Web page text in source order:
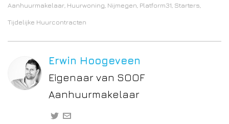
Aanhuurmakelaar Huurwoning Nijmegen Platform31 Starters
Tijdelijke Huurcontracten
Erwin Hoogeveen
Eigenaar van SOOF
Aanhuurmakelaar